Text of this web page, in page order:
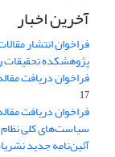
آخرین اخبار
فراخوان انتشار
پژوهشکده تحقیقات
فراخوان دریافت
17
فراخوان دریافت
سیاست‌های کلی نظام
آئین‌نامه جدید